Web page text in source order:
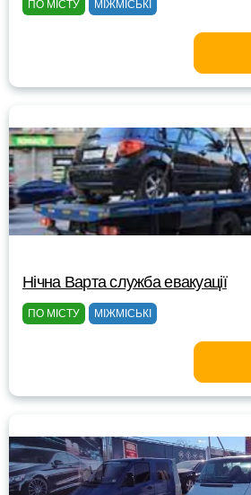
ПО МІСТУ МІЖМІСЬКІ
Нічна Варта служба евакуації
ПО МІСТУ МІЖМІСЬКІ